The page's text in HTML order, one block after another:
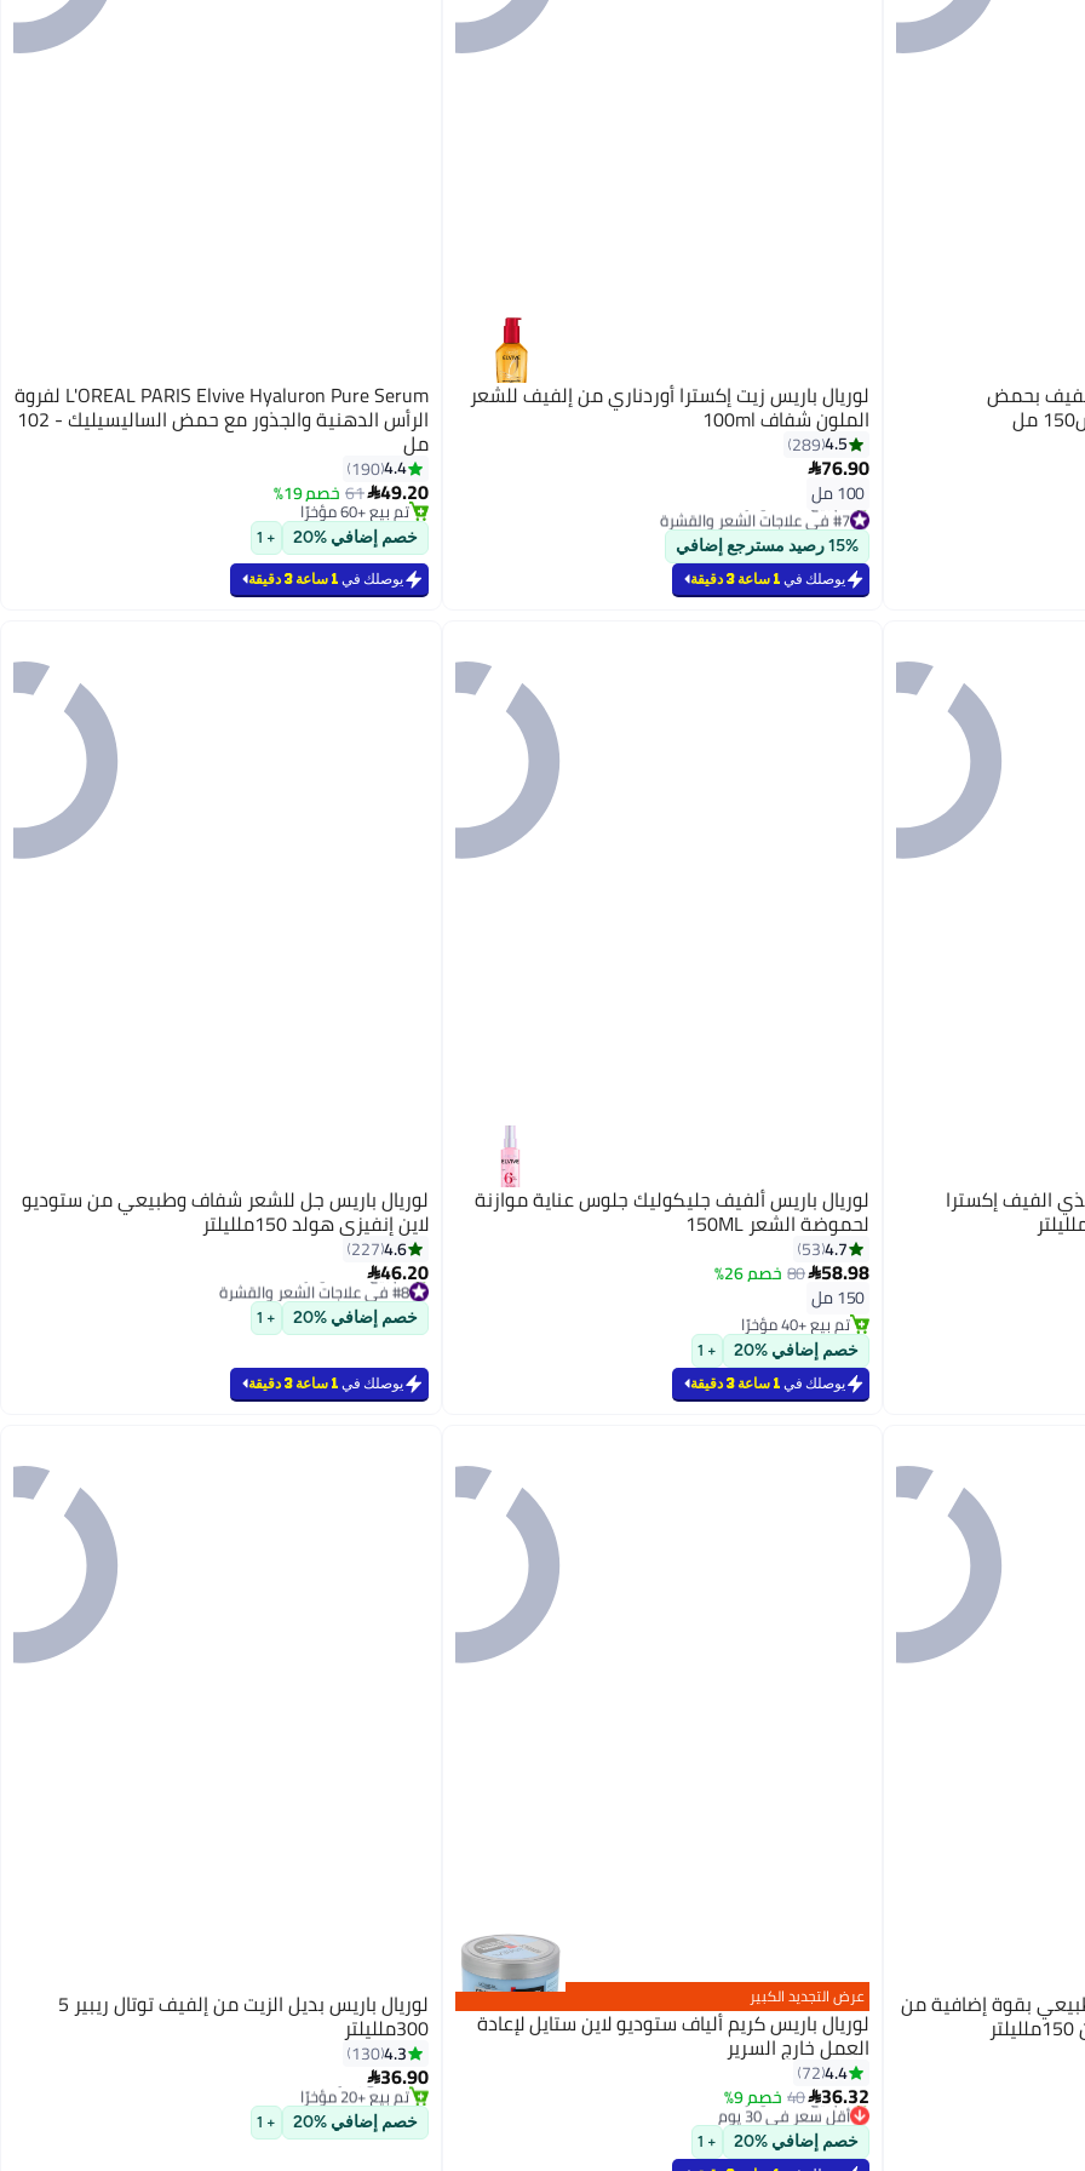
بحمض لوريال باريس زيت إكسترا أوردناري من إلفيف للشعر
الملون شفاف 100ml
4.5
289
76.90
100 مل
#7 في علاجات الشعر والقشرة
تم بيع +60 مؤخرًا
#7 في علاجات الشعر والقشرة
15% رصيد مسترجع إضافي
يوصلك في 1 ساعة 3 دقيقة
L'OREAL PARIS Elvive Hyaluron Pure Serum لفروة
الرأس الدهنية والجذور مع حمض الساليسيليك - 102
مل
4.4
190
49.20
61خصم 19%
تم بيع +60 مؤخرًا
تم بيع +60 مؤخرًا
خصم إضافي %20 + 1
يوصلك في 1 ساعة 3 دقيقة
الفيف إكسترا لوريال باريس ألفيف جليكوليك جلوس عناية موازنة
لحموضة الشعر 150ML
4.7
53
58.98
80خصم 26%
150 مل
تم بيع +40 مؤخرًا
تم بيع +40 مؤخرًا
خصم إضافي %20 + 1
يوصلك في 1 ساعة 3 دقيقة
لوريال باريس جل للشعر شفاف وطبيعي من ستوديو
لاين إنفيزي هولد 150ملليلتر
4.6
227
46.20
#8 في علاجات الشعر والقشرة
أقل سعر في 7 يوم
بتخلّص بسرعة
#8 في علاجات الشعر والقشرة
خصم إضافي %20 + 1
يوصلك في 1 ساعة 3 دقيقة
بقوة إضافية من عرض التجديد الكبير
لوريال باريس كريم ألياف ستوديو لاين ستايل لإعادة
العمل خارج السرير
4.4
72
36.32
40خصم 9%
أقل سعر في 30 يوم
تم بيع +20 مؤخرًا
أقل سعر في 30 يوم
خصم إضافي %20 + 1
لوريال باريس بديل الزيت من إلفيف توتال ريبير 5
300ملليلتر
4.3
130
36.90
توصيل مجاني
بتخلّص بسرعة
تم بيع +20 مؤخرًا
توصيل مجاني
خصم إضافي %20 + 1